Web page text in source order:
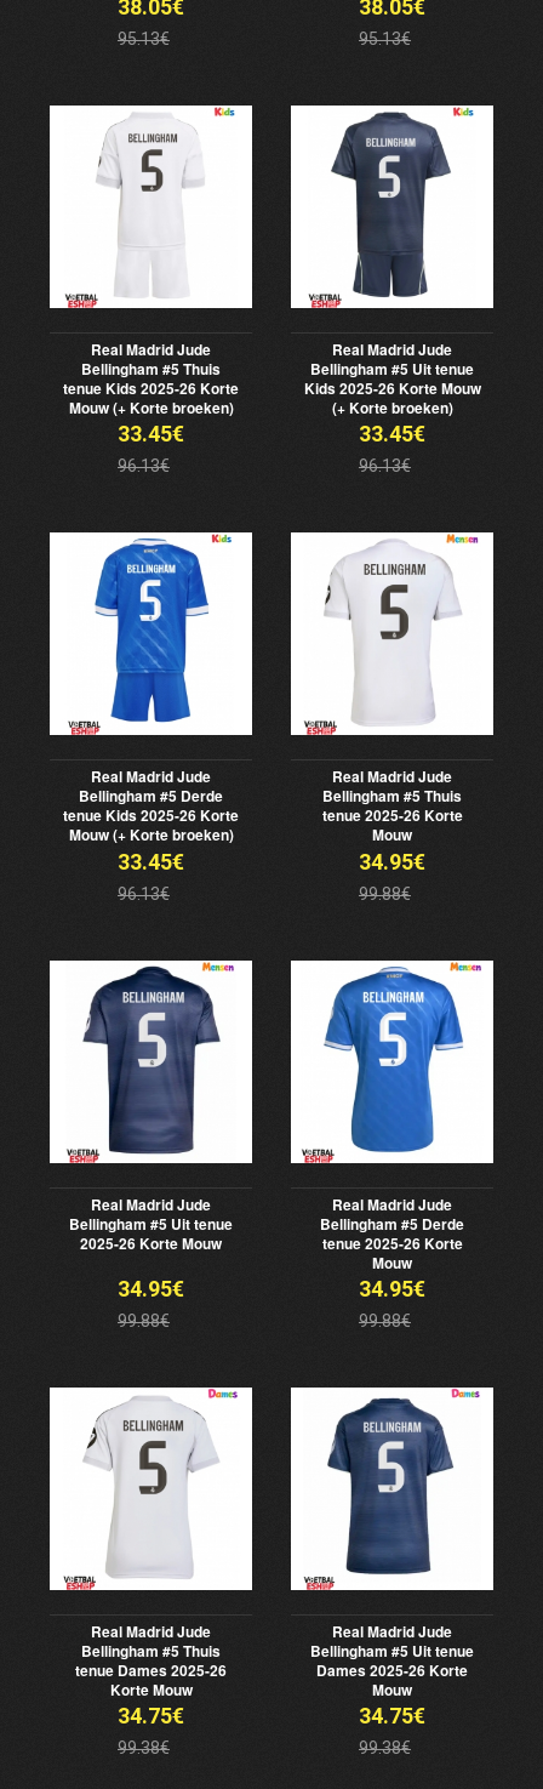
38.05€
95.13€
38.05€
95.13€
Real Madrid Jude
Bellingham #5 Thuis
tenue Kids 2025-26 Korte
Mouw (+ Korte broeken)
33.45€
96.13€
Real Madrid Jude
Bellingham #5 Uit tenue
Kids 2025-26 Korte Mouw
(+ Korte broeken)
33.45€
96.13€
Real Madrid Jude
Bellingham #5 Derde
tenue Kids 2025-26 Korte
Mouw (+ Korte broeken)
33.45€
96.13€
Real Madrid Jude
Bellingham #5 Thuis
tenue 2025-26 Korte
Mouw
34.95€
99.88€
Real Madrid Jude
Bellingham #5 Uit tenue
2025-26 Korte Mouw
34.95€
99.88€
Real Madrid Jude
Bellingham #5 Derde
tenue 2025-26 Korte
Mouw
34.95€
99.88€
Real Madrid Jude
Bellingham #5 Thuis
tenue Dames 2025-26
Korte Mouw
34.75€
99.38€
Real Madrid Jude
Bellingham #5 Uit tenue
Dames 2025-26 Korte
Mouw
34.75€
99.38€